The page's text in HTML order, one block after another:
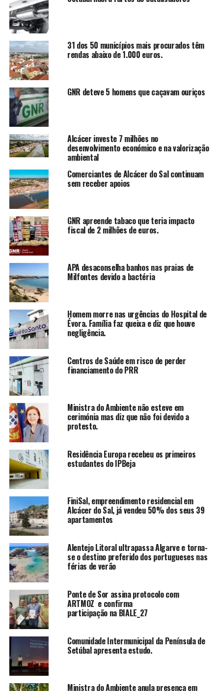
31 dos 50 municípios mais procurados têm
rendas abaixo de 1.000 euros.
GNR deteve 5 homens que caçavam ouriços
Alcácer investe 7 milhões no
desenvolvimento económico e na valorização
ambiental
Comerciantes de Alcácer do Sal continuam
sem receber apoios
GNR apreende tabaco que teria impacto
fiscal de 2 milhões de euros.
APA desaconselha banhos nas praias de
Milfontes devido a bactéria
Homem morre nas urgências do Hospital de
Évora. Família faz queixa e diz que houve
negligência.
Centros de Saúde em risco de perder
financiamento do PRR
Ministra do Ambiente não esteve em
cerimónia mas diz que não foi devido a
protesto.
Residência Europa recebeu os primeiros
estudantes do IPBeja
FiniSal, empreendimento residencial em
Alcácer do Sal, já vendeu 50% dos seus 39
apartamentos
Alentejo Litoral ultrapassa Algarve e torna-
se o destino preferido dos portugueses nas
férias de verão
Ponte de Sor assina protocolo com
ARTMOZ e confirma
participação na BIALE_27
Comunidade Intermunicipal da Península de
Setúbal apresenta estudo.
Ministra do Ambiente anula presença em